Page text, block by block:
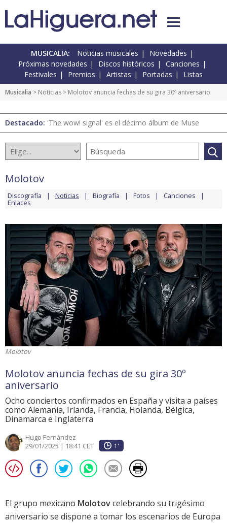
MUSICALIA: Noticias musicales
Novedades
Próximas novedades
Discos históricos
Canciones
Festivales
Premios Artistas Portadas Listas
Musicalia > Noticias > Molotov anuncia fechas de su gira 30º aniversario
Destacado: 'The wow! signal' es el décimo álbum de Muse
Molotov
Discografía Noticias Biografía Fotos Canciones
Enlaces
Molotov
Molotov anuncia fechas de su gira 30º
aniversario
Ocho conciertos confirmados en España y visita a países
como Alemania, Irlanda, Francia, Holanda, Bélgica,
Dinamarca e Inglaterra
Hugo Fernández
29/01/2025 | 18:41 CET
1'
El grupo mexicano Molotovcelebrando su trigésimo
aniversario se dispone a tomar los escenarios de Europa